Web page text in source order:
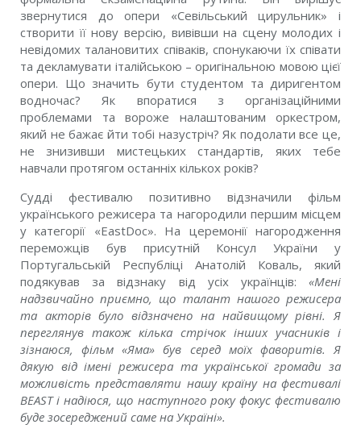
звернутися до опери «Севільський цирульник» і
створити її нову версію, вивівши на сцену молодих і
невідомих талановитих співаків, спонукаючи їх співати
та декламувати італійською – оригінальною мовою цієї
опери. Що значить бути студентом та диригентом
водночас? Як впоратися з організаційними
проблемами та вороже налаштованим оркестром,
який не бажає йти тобі назустріч? Як подолати все це,
не знизивши мистецьких стандартів, яких тебе
навчали протягом останніх кількох років?
Судді фестивалю позитивно відзначили фільм
українського режисера та нагородили першим місцем
у категорії «EastDoc». На церемонії нагородження
переможців був присутній Консул України у
Португальській Республіці Анатолій Коваль, який
подякував за відзнаку від усіх українців: «Мені
надзвичайно приємно, що талант нашого режисера
та акторів було відзначено на найвищому рівні. Я
переглянув також кілька стрічок інших учасників і
зізнаюся, фільм «Яма» був серед моїх фаворитів. Я
дякую від імені режисера та української громади за
можливість представляти нашу країну на фестивалі
BEAST і надіюся, що наступного року фокус фестивалю
буде зосереджений саме на Україні».